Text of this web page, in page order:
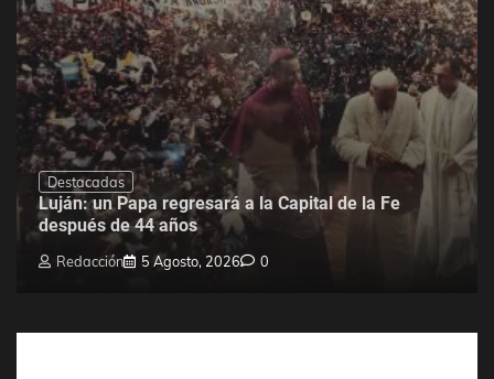
Destacadas
Luján: un Papa regresará a la Capital de la Fe
después de 44 años
Redacción 5 Agosto, 2026 0